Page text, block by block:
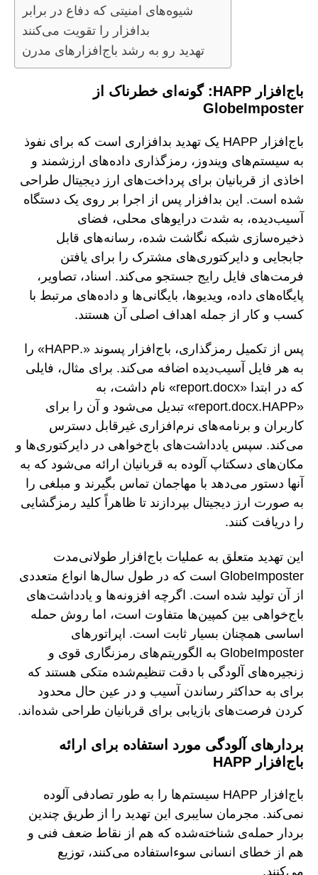
شیوه‌های امنیتی که دفاع در برابر
بدافزار را تقویت می‌کنند
تهدید رو به رشد باج‌افزارهای مدرن
باج‌افزار HAPP: گونه‌ای خطرناک از
GlobeImposter
باج‌افزار HAPP یک تهدید بدافزاری است که برای نفوذ
به سیستم‌های ویندوز، رمزگذاری داده‌های ارزشمند و
اخاذی از قربانیان برای پرداخت‌های ارز دیجیتال طراحی
شده است. این بدافزار پس از اجرا بر روی یک دستگاه
آسیب‌دیده، به شدت درایوهای محلی، فضای
ذخیره‌سازی شبکه نگاشت شده، رسانه‌های قابل
جابجایی و دایرکتوری‌های مشترک را برای یافتن
فرمت‌های فایل رایج جستجو می‌کند. اسناد، تصاویر،
پایگاه‌های داده، ویدیوها، بایگانی‌ها و داده‌های مرتبط با
کسب و کار از جمله اهداف اصلی آن هستند.
پس از تکمیل رمزگذاری، باج‌افزار پسوند «.HAPP» را
به هر فایل آسیب‌دیده اضافه می‌کند. برای مثال، فایلی
که در ابتدا «report.docx» نام داشت، به
«report.docx.HAPP» تبدیل می‌شود و آن را برای
کاربران و برنامه‌های نرم‌افزاری غیرقابل دسترس
می‌کند. سپس یادداشت‌های باج‌خواهی در دایرکتوری‌ها و
مکان‌های دسکتاپ آلوده به قربانیان ارائه می‌شود که به
آنها دستور می‌دهد با مهاجمان تماس بگیرند و مبلغی را
به صورت ارز دیجیتال بپردازند تا ظاهراً کلید رمزگشایی
را دریافت کنند.
این تهدید متعلق به عملیات باج‌افزار طولانی‌مدت
GlobeImposter است که در طول سال‌ها انواع متعددی
از آن تولید شده است. اگرچه افزونه‌ها و یادداشت‌های
باج‌خواهی بین کمپین‌ها متفاوت است، اما روش حمله
اساسی همچنان بسیار ثابت است. اپراتورهای
GlobeImposter به الگوریتم‌های رمزنگاری قوی و
زنجیره‌های آلودگی با دقت تنظیم‌شده متکی هستند که
برای به حداکثر رساندن آسیب و در عین حال محدود
کردن فرصت‌های بازیابی برای قربانیان طراحی شده‌اند.
بردارهای آلودگی مورد استفاده برای ارائه
باج‌افزار HAPP
باج‌افزار HAPP سیستم‌ها را به طور تصادفی آلوده
نمی‌کند. مجرمان سایبری این تهدید را از طریق چندین
بردار حمله‌ی شناخته‌شده که هم از نقاط ضعف فنی و
هم از خطای انسانی سوءاستفاده می‌کنند، توزیع
می‌کنند.